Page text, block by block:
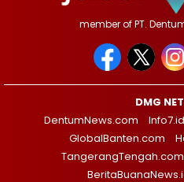
member of PT.
DMG
DentumNews.com
Info7.id
GlobalBanten.com
TangerangTengah.com